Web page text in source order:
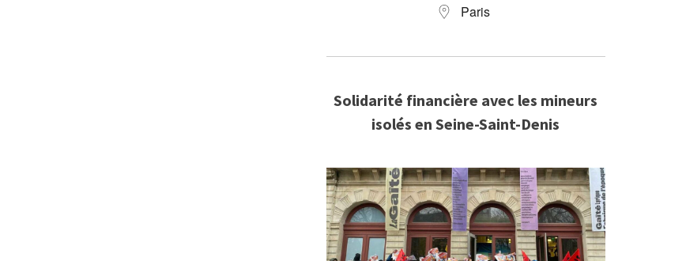
Paris
Solidarité financière avec les mineurs
isolés en Seine-Saint-Denis